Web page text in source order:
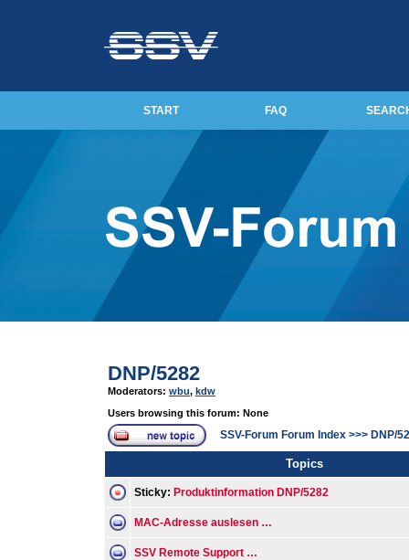
START FAQ
DNP/5282
Moderators: wbu, kdw
Users browsing this forum: None
SSV-Forum Forum Index >>> DNP/
Topics
Sticky: Produktinformation DNP/5282
MAC-Adresse auslesen …
SSV Remote Support …